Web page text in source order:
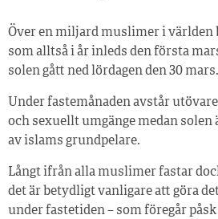
Över en miljard muslimer i världen
som alltså i år inleds den första
solen gått ned lördagen den 30 mars.
Under fastemånaden avstår
och sexuellt umgänge medan solen
av islams grundpelare.
Långt ifrån alla muslimer fastar
det är betydligt vanligare att göra
under fastetiden – som föregår